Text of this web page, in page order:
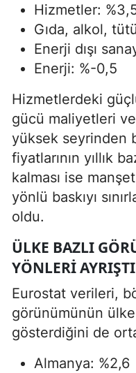
Hizmetler:
Gıda, alkol,
Enerji dışı
Enerji: %-0,5
Hizmetlerdeki
gücü maliyetleri
yüksek seyrinden
fiyatlarının yıllık
kalması ise
yönlü baskıyı
oldu.
ÜLKE BAZLI
YÖNLERI AYRIŞTI
Eurostat verileri,
görünümünün
gösterdiğini de
Almanya: %2,6